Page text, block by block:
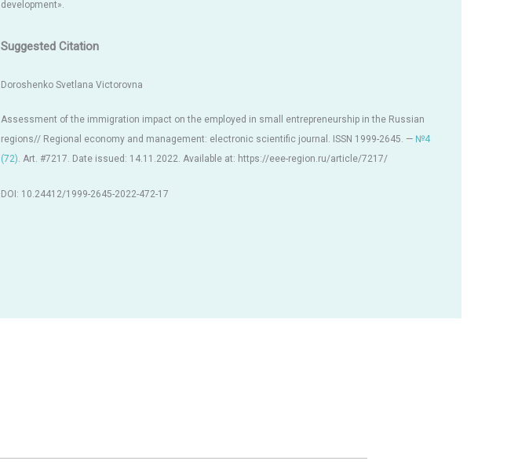
development».
Suggested Citation
Doroshenko Svetlana Viсtorovna
Assessment of the immigration impact on the employed in small entrepreneurship in the Russian
regions// Regional economy and management: electronic scientific journal. ISSN 1999-2645. — №4
(72). Art. #7217. Date issued: 14.11.2022. Available at: https://eee-region.ru/article/7217/
DOI: 10.24412/1999-2645-2022-472-17